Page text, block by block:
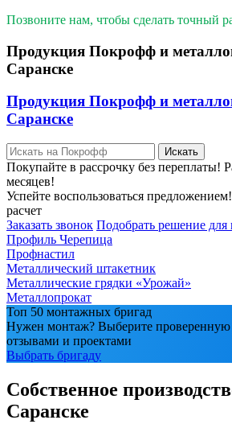
Позвоните нам, чтобы сделать точный
Продукция Покрофф и
Саранске
Продукция Покрофф и
Саранске
Искать
Покупайте в рассрочку без переплаты!
месяцев!
Успейте воспользоваться
расчет
Заказать звонок Подобрать решение для
Профиль Черепица
Профнастил
Металлический штакетник
Металлические грядки «Урожай»
Металлопрокат
Топ 50 монтажных бригад
Нужен монтаж? Выберите проверенную
отзывами и проектами
Выбрать бригаду
Собственное
Саранске